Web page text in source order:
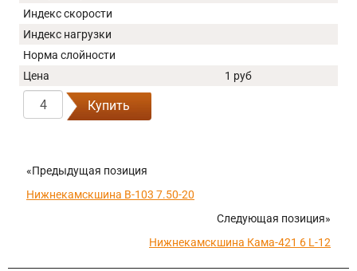
Индекс скорости
Индекс нагрузки
Норма слойности
Цена
1 руб
Купить
«Предыдущая позиция
Нижнекамскшина В-103 7.50-20
Следующая позиция»
Нижнекамскшина Кама-421 6 L-12